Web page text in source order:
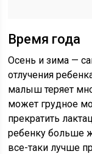
Время года
Осень и зима —
отлучения
малыш теряет
может грудное
прекратить
ребенку больше
все-таки лучше